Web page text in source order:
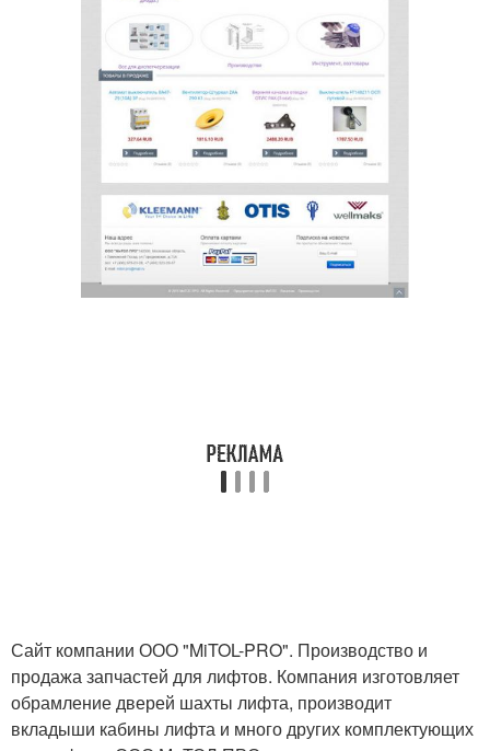
Сайт компании ООО "MiTOL-PRO". Производство и
продажа запчастей для лифтов. Компания изготовляет
обрамление дверей шахты лифта, производит
вкладыши кабины лифта и много других комплектующих